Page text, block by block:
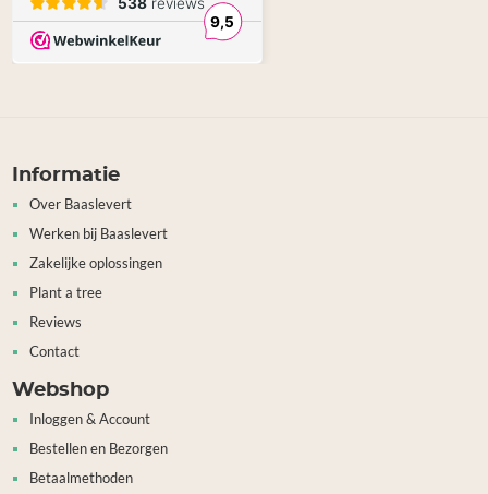
Informatie
Over Baaslevert
Werken bij Baaslevert
Zakelijke oplossingen
Plant a tree
Reviews
Contact
Webshop
Inloggen & Account
Bestellen en Bezorgen
Betaalmethoden